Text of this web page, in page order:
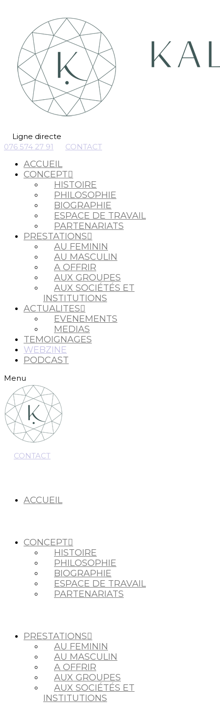
Ligne directe
076 574 27 91
CONTACT
ACCUEIL
CONCEPT
HISTOIRE
PHILOSOPHIE
BIOGRAPHIE
ESPACE DE TRAVAIL
PARTENARIATS
PRESTATIONS
AU FEMININ
AU MASCULIN
A OFFRIR
AUX GROUPES
AUX SOCIÉTÉS ET
INSTITUTIONS
ACTUALITES
EVENEMENTS
MEDIAS
TEMOIGNAGES
WEBZINE
PODCAST
Menu
CONTACT
ACCUEIL
CONCEPT
HISTOIRE
PHILOSOPHIE
BIOGRAPHIE
ESPACE DE TRAVAIL
PARTENARIATS
PRESTATIONS
AU FEMININ
AU MASCULIN
A OFFRIR
AUX GROUPES
AUX SOCIÉTÉS ET
INSTITUTIONS